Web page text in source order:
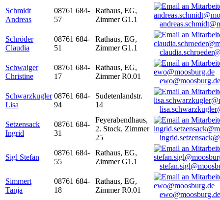
Schmidt
Andreas
08761 684-
57
Rathaus, EG,
Zimmer G1.1
Schröder
Claudia
08761 684-
51
Rathaus, EG,
Zimmer G1.1
Schwaiger
Christine
08761 684-
17
Rathaus, EG,
Zimmer R0.01
ewo@moosburg.de
Schwarzkugler
Lisa
08761 684-
94
Sudetenlandstr.
14
Setzensack
Ingrid
08761 684-
31
Feyerabendhaus,
2. Stock, Zimmer
25
Sigl Stefan
08761 684-
55
Rathaus, EG,
Zimmer G1.1
Simmert
Tanja
08761 684-
18
Rathaus, EG,
Zimmer R0.01
ewo@moosburg.de